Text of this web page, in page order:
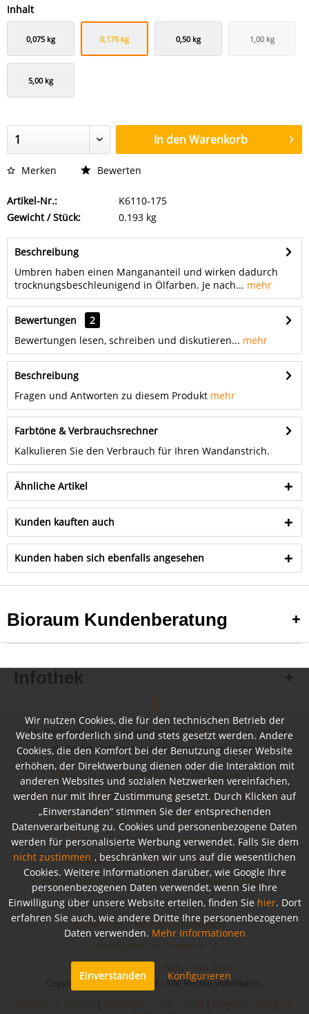
Inhalt
0,075 kg 0,175 kg 0,50 kg 1,00 kg
5,00 kg
In denWarenkorb
Merken Bewerten
Artikel-Nr.:
K6110-175
Gewicht / Stück:
0.193 kg
Beschreibung
Umbren haben einen Mangananteil und wirken dadurch
trocknungsbeschleunigend in Ölfarben. Je nach... mehr
Bewertungen
2
Bewertungen lesen, schreiben und diskutieren... mehr
Beschreibung
Fragen und Antworten zu diesem Produkt mehr
Farbtöne & Verbrauchsrechner
Kalkulieren Sie den Verbrauch für Ihren Wandanstrich.
Ähnliche Artikel
Kunden kauften auch
Kunden haben sich ebenfalls angesehen
Bioraum Kundenberatung
Infothek
* Alle Preise inkl. gesetzl. Mehrwertsteuer zzgl.Versandkosten
und ggf.
Nachnahmegebühren, wenn nicht anders beschrieben
Anleitung zum Pigmentieren von Wandfarben
Farbkarten, Flyer und Broschüren Inspirationen und Beispiele
Kreidezeit Anleitung Fleckspachtelung Stucco Fein
Kreidezeit Anleitung Öle pigmentieren
Kreidezeit Anleitung Pigmente anmischen
Kreidezeit Anleitung Stuccotechnik mit Perlglanzpigmenten
Kreidezeit Blog Kreidezeit Produktbroschüre
Produktinfos – Technische Merkblätter
Copyright © Bioraum GmbH - Alle Rechte vorbehalten.
Wir nutzen Cookies, die für den technischen Betrieb der
Website erforderlich sind und stets gesetzt werden. Andere
Cookies, die den Komfort bei der Benutzung dieser Website
erhöhen, der Direktwerbung dienen oder die Interaktion mit
anderen Websites und sozialen Netzwerken vereinfachen,
werden nur mit Ihrer Zustimmung gesetzt. Durch Klicken auf
„Einverstanden“ stimmen Sie der entsprechenden
Datenverarbeitung zu. Cookies und personenbezogene Daten
werden für personalisierte Werbung verwendet. Falls Sie dem
nicht zustimmen , beschränken wir uns auf die wesentlichen
Cookies. Weitere Informationen darüber, wie Google Ihre
personenbezogenen Daten verwendet, wenn Sie Ihre
Einwilligung über unsere Website erteilen, finden Sie hier. Dort
erfahren Sie auch, wie andere Dritte Ihre personenbezogenen
Daten verwenden. Mehr Informationen
Einverstanden Konfigurieren